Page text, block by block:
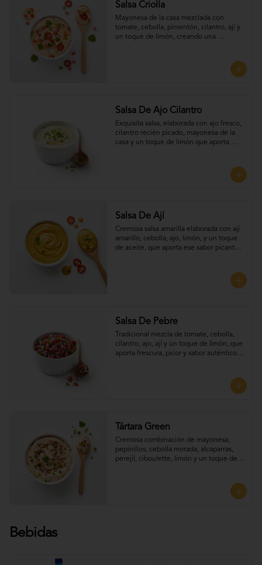
Salsa Criolla
Mayonesa de la casa mezclada con
tomate, cebolla, pimentón, cilantro, ají y
un toque de limón, creando una
Salsa De Ajo Cilantro
Exquisita salsa, elaborada con ajo fresco,
cilantro recién picado, mayonesa de la
casa y un toque de limón que aporta
Salsa De Ají
Cremosa salsa amarilla elaborada con ají
amarillo, cebolla, ajo, limón, y un toque
de aceite, que aporta ese sabor picante y
Salsa De Pebre
Tradicional mezcla de tomate, cebolla,
cilantro, ajo, ají y un toque de limón, que
aporta frescura, picor y sabor auténtico
Tártara Green
Cremosa combinación de mayonesa,
pepinillos, cebolla morada, alcaparras,
perejil, ciboulette, limón y un toque de
Bebidas